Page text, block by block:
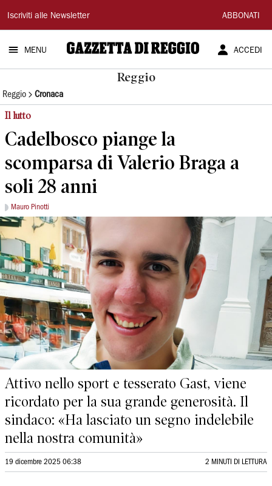
Gazzetta
di
Reggio
Iscriviti alle Newsletter ABBONATI
MENU ACCEDI
Reggio
Reggio Cronaca
Il lutto
Cadelbosco piange la
scomparsa di Valerio Braga a
soli 28 anni
Mauro Pinotti
Attivo nello sport e tesserato Gast, viene
ricordato per la sua grande generosità. Il
sindaco: «Ha lasciato un segno indelebile
nella nostra comunità»
19 dicembre 2025 06:38 2 MINUTI DI LETTURA